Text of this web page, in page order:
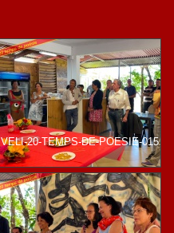
VELI-20-TEMPS-DE-POESIE-015